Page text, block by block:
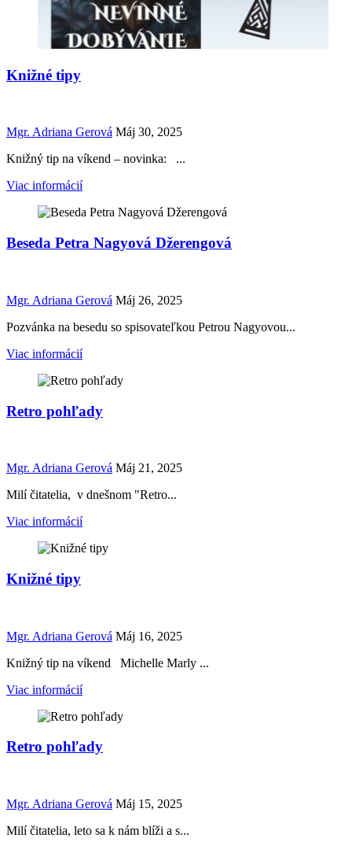
Knižné tipy
Mgr. Adriana Gerová Máj 30, 2025
Knižný tip na víkend – novinka: ...
Viac informácií
Beseda Petra Nagyová Džerengová
Mgr. Adriana Gerová Máj 26, 2025
Pozvánka na besedu so spisovateľkou Petrou Nagyovou...
Viac informácií
Retro pohľady
Mgr. Adriana Gerová Máj 21, 2025
Milí čitatelia, v dnešnom "Retro...
Viac informácií
Knižné tipy
Mgr. Adriana Gerová Máj 16, 2025
Knižný tip na víkend Michelle Marly ...
Viac informácií
Retro pohľady
Mgr. Adriana Gerová Máj 15, 2025
Milí čitatelia, leto sa k nám blíži a s...